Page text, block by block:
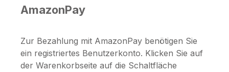
AmazonPay
Zur Bezahlung mit AmazonPay benötigen Sie
ein registriertes Benutzerkonto. Klicken Sie auf
der Warenkorbseite auf die Schaltfläche